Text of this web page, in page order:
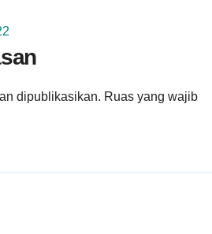
dipublikasikan. Ruas yang wajib